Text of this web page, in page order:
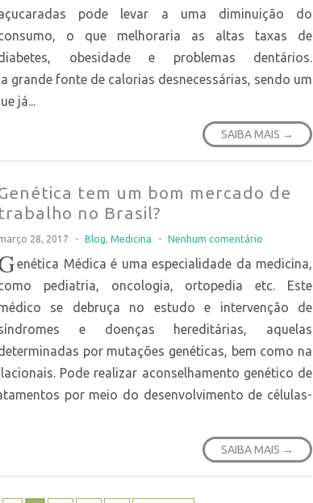
pode levar a uma diminuição do
o que melhoraria as altas taxas de
obesidade e problemas dentários.
grande fonte de calorias desnecessárias, sendo um
já...
SAIBA MAIS →
tem um bom mercado de
trabalho no Brasil?
28, 2017 - Blog, Medicina - Nenhum comentário
enética Médica é uma especialidade da medicina,
pediatria, oncologia, ortopedia etc. Este
se debruça no estudo e intervenção de
e doenças hereditárias, aquelas
por mutações genéticas, bem como na
Pode realizar aconselhamento genético de
por meio do desenvolvimento de células-
SAIBA MAIS →